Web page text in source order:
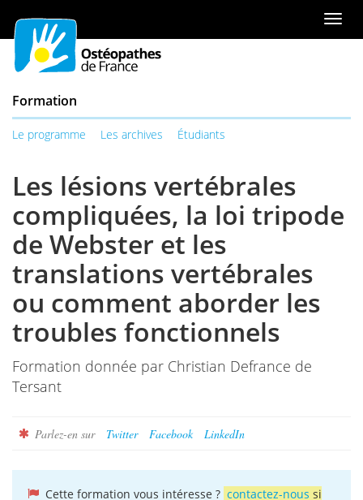
au
contenu
table
matières
de
Formation
Le programme Les archives Étudiants
Les lésions vertébrales
compliquées, la loi tripode
de Webster et les
translations vertébrales
ou comment aborder les
troubles fonctionnels
Formation donnée par Christian Defrance de
Tersant
Parlez-en sur Twitter Facebook LinkedIn
Cette formation vous intéresse ? contactez-nous si